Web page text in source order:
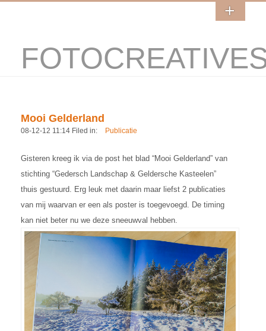
Mooi Gelderland
08-12-12 11:14 Filed in: Publicatie
Gisteren kreeg ik via de post het blad “Mooi Gelderland” van
stichting “Gedersch Landschap & Geldersche Kasteelen”
thuis gestuurd. Erg leuk met daarin maar liefst 2 publicaties
van mij waarvan er een als poster is toegevoegd. De timing
kan niet beter nu we deze sneeuwval hebben.